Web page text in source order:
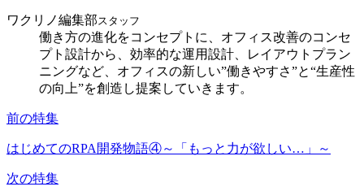
ワクリノ編集部スタッフ
働き方の進化をコンセプトに、オフィス改善のコンセ
プト設計から、効率的な運用設計、レイアウトプラン
ニングなど、オフィスの新しい”働きやすさ”と“生産性
の向上”を創造し提案していきます。
前の特集
はじめてのRPA開発物語④～「もっと力が欲しい…」～
次の特集